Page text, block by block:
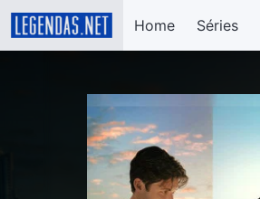
Home Séries